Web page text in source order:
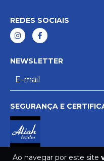
Ao navegar por este site
REDES SOCIAIS
NEWSLETTER
SEGURANÇA E